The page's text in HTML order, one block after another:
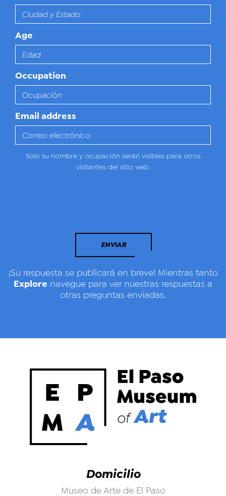
Age
Occupation
Email address
Solo su nombre y ocupación serán visibles para otros
visitantes del sitio web.
ENVIAR
¡Su respuesta se publicará en breve! Mientras tanto
Explore navegue para ver nuestras respuestas a
otras preguntas enviadas.
Domicilio
Museo de Arte de El Paso